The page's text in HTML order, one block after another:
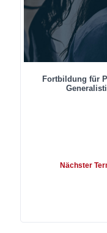
Fortbildung für
Nächster